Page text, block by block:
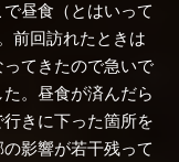
昼食（とはいって
前回訪れたときは
てきたので急いで
。昼食が済んだら
きに下った箇所を
影響が若干残って